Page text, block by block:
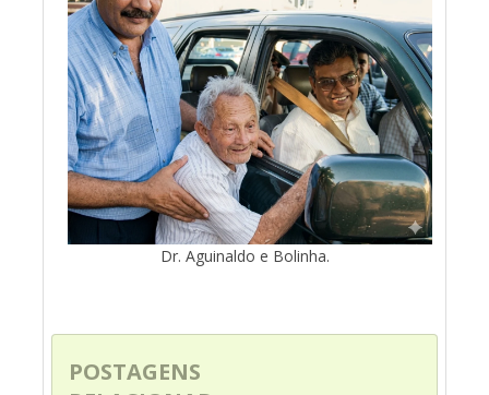
Dr. Aguinaldo e Bolinha.
POSTAGENS